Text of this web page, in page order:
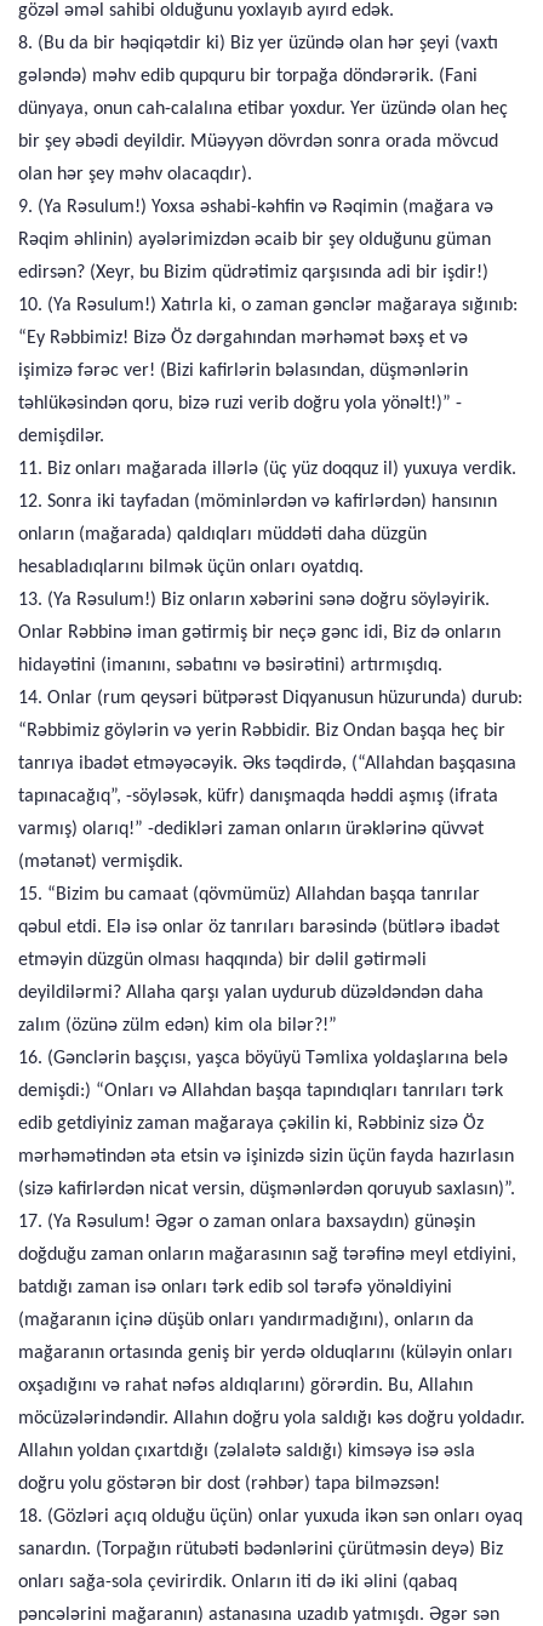
gözəl əməl sahibi olduğunu yoxlayıb ayırd edək.
8. (Bu da bir həqiqətdir ki) Biz yer üzündə olan hər şeyi (vaxtı
gələndə) məhv edib qupquru bir torpağa döndərərik. (Fani
dünyaya, onun cah-calalına etibar yoxdur. Yer üzündə olan heç
bir şey əbədi deyildir. Müəyyən dövrdən sonra orada mövcud
olan hər şey məhv olacaqdır).
9. (Ya Rəsulum!) Yoxsa əshabi-kəhfin və Rəqimin (mağara və
Rəqim əhlinin) ayələrimizdən əcaib bir şey olduğunu güman
edirsən? (Xeyr, bu Bizim qüdrətimiz qarşısında adi bir işdir!)
10. (Ya Rəsulum!) Xatırla ki, o zaman gənclər mağaraya sığınıb:
“Ey Rəbbimiz! Bizə Öz dərgahından mərhəmət bəxş et və
işimizə fərəc ver! (Bizi kafirlərin bəlasından, düşmənlərin
təhlükəsindən qoru, bizə ruzi verib doğru yola yönəlt!)” -
demişdilər.
11. Biz onları mağarada illərlə (üç yüz doqquz il) yuxuya verdik.
12. Sonra iki tayfadan (möminlərdən və kafirlərdən) hansının
onların (mağarada) qaldıqları müddəti daha düzgün
hesabladıqlarını bilmək üçün onları oyatdıq.
13. (Ya Rəsulum!) Biz onların xəbərini sənə doğru söyləyirik.
Onlar Rəbbinə iman gətirmiş bir neçə gənc idi, Biz də onların
hidayətini (imanını, səbatını və bəsirətini) artırmışdıq.
14. Onlar (rum qeysəri bütpərəst Diqyanusun hüzurunda) durub:
“Rəbbimiz göylərin və yerin Rəbbidir. Biz Ondan başqa heç bir
tanrıya ibadət etməyəcəyik. Əks təqdirdə, (“Allahdan başqasına
tapınacağıq”, -söyləsək, küfr) danışmaqda həddi aşmış (ifrata
varmış) olarıq!” -dedikləri zaman onların ürəklərinə qüvvət
(mətanət) vermişdik.
15. “Bizim bu camaat (qövmümüz) Allahdan başqa tanrılar
qəbul etdi. Elə isə onlar öz tanrıları barəsində (bütlərə ibadət
etməyin düzgün olması haqqında) bir dəlil gətirməli
deyildilərmi? Allaha qarşı yalan uydurub düzəldəndən daha
zalım (özünə zülm edən) kim ola bilər?!”
16. (Gənclərin başçısı, yaşca böyüyü Təmlixa yoldaşlarına belə
demişdi:) “Onları və Allahdan başqa tapındıqları tanrıları tərk
edib getdiyiniz zaman mağaraya çəkilin ki, Rəbbiniz sizə Öz
mərhəmətindən əta etsin və işinizdə sizin üçün fayda hazırlasın
(sizə kafirlərdən nicat versin, düşmənlərdən qoruyub saxlasın)”.
17. (Ya Rəsulum! Əgər o zaman onlara baxsaydın) günəşin
doğduğu zaman onların mağarasının sağ tərəfinə meyl etdiyini,
batdığı zaman isə onları tərk edib sol tərəfə yönəldiyini
(mağaranın içinə düşüb onları yandırmadığını), onların da
mağaranın ortasında geniş bir yerdə olduqlarını (küləyin onları
oxşadığını və rahat nəfəs aldıqlarını) görərdin. Bu, Allahın
möcüzələrindəndir. Allahın doğru yola saldığı kəs doğru yoldadır.
Allahın yoldan çıxartdığı (zəlalətə saldığı) kimsəyə isə əsla
doğru yolu göstərən bir dost (rəhbər) tapa bilməzsən!
18. (Gözləri açıq olduğu üçün) onlar yuxuda ikən sən onları oyaq
sanardın. (Torpağın rütubəti bədənlərini çürütməsin deyə) Biz
onları sağa-sola çevirirdik. Onların iti də iki əlini (qabaq
pəncələrini mağaranın) astanasına uzadıb yatmışdı. Əgər sən